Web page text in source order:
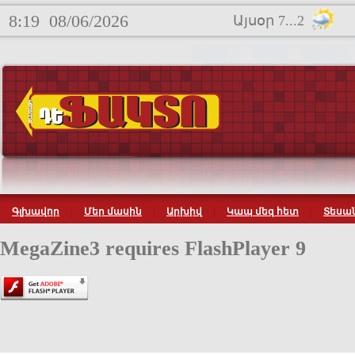
8:19 08/06/2026 Այսօր 7...2
Գլխավոր Մեր մասին Արխիվ Կապ մեզ հետ
MegaZine3 requires FlashPlayer 9